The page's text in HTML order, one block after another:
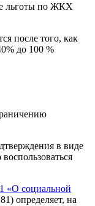
льготы по ЖКХ
после того, как
до 100 %
в виде
«О социальной
определяет, на